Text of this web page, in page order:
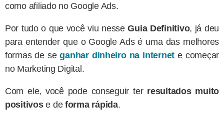
como afiliado no Google Ads.
Por tudo o que você viu nesseGuia Definitivo, já deu
para entender que o Google Ads é uma das melhores
formas de seganhar dinheiro na internet e começar
no Marketing Digital.
Com ele, você pode conseguir ter resultados muito
positivose de forma rápida.